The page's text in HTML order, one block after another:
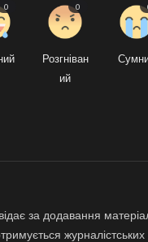
0
Розгніван
ий
0
за додавання
журналістських